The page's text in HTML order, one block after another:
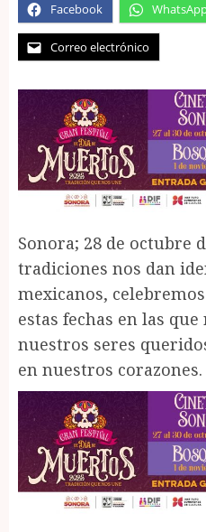
Facebook
Correo electrónico
Sonora; 28 de octubre
tradiciones nos dan
mexicanos,
estas fechas en las
nuestros seres
en nuestros corazones.